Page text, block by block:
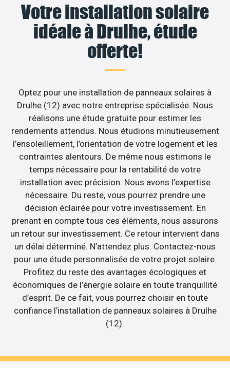
Votre installation solaire
idéale à Drulhe, étude
offerte!
Optez pour une installation de panneaux solaires à
Drulhe (12) avec notre entreprise spécialisée. Nous
réalisons une étude gratuite pour estimer les
rendements attendus. Nous étudions minutieusement
l’ensoleillement, l’orientation de votre logement et les
contraintes alentours. De même nous estimons le
temps nécessaire pour la rentabilité de votre
installation avec précision. Nous avons l’expertise
nécessaire. Du reste, vous pourrez prendre une
décision éclairée pour votre investissement. En
prenant en compte tous ces éléments, nous assurons
un retour sur investissement. Ce retour intervient dans
un délai déterminé. N’attendez plus. Contactez-nous
pour une étude personnalisée de votre projet solaire.
Profitez du reste des avantages écologiques et
économiques de l’énergie solaire en toute tranquillité
d’esprit. De ce fait, vous pourrez choisir en toute
confiance l’installation de panneaux solaires à Drulhe
(12).